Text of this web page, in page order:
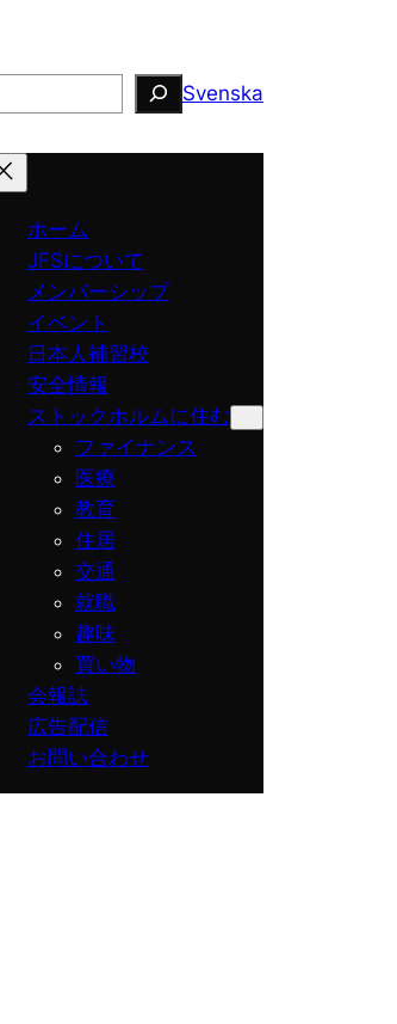
Svenska
ホーム
JFSについて
メンバーシップ
イベント
日本人補習校
安全情報
ストックホルムに住む
ファイナンス
医療
教育
住居
交通
就職
趣味
買い物
会報誌
広告配信
お問い合わせ